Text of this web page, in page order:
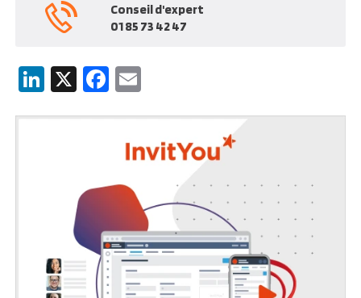
Conseil d'expert
01 85 73 42 47
LinkedIn
X Facebook